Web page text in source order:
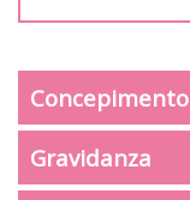
Concepimento
Gravidanza